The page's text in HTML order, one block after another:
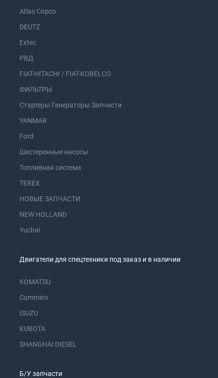
Atlas Copco
DEUTZ
Extec
РВД
FIAT-HITACHI / FIAT-KOBELCO
ФИЛЬТРЫ
Стартеры Генераторы Запчасти
YANMAR
Ford
Шестеренные насосы
Топливная система
TEREX
НОВЫЕ ЗАПЧАСТИ
NEW HOLLAND
Yuchai
Двигатели для спецтехники под заказ и в наличии
KOMATSU
Cummins
ISUZU
KUBOTA
SHANGHAI DIESEL
Б/У запчасти